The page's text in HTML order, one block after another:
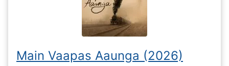
Main Vaapas Aaunga (2026)